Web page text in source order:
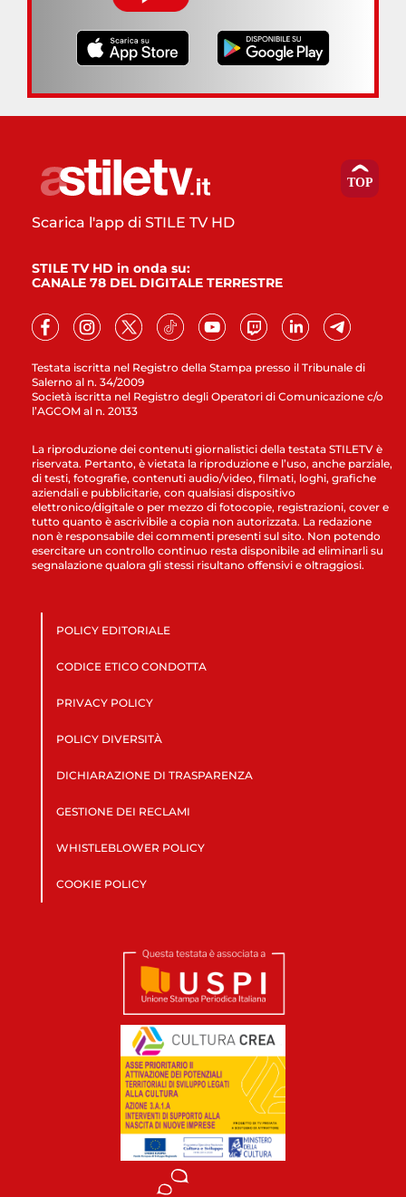
Testata iscritta nel Registro della Stampa presso il Tribunale di
Salerno al n. 34/2009
Società iscritta nel Registro degli Operatori di Comunicazione c/o
l’AGCOM al n. 20133
Scarica l'app di STILE TV HD
STILE TV HD in onda su:
CANALE 78 DEL DIGITALE TERRESTRE
La riproduzione dei contenuti giornalistici della testata STILETV è
riservata. Pertanto, è vietata la riproduzione e l’uso, anche parziale,
di testi, fotografie, contenuti audio/video, filmati, loghi, grafiche
aziendali e pubblicitarie, con qualsiasi dispositivo
elettronico/digitale o per mezzo di fotocopie, registrazioni, cover e
tutto quanto è ascrivibile a copia non autorizzata. La redazione
non è responsabile dei commenti presenti sul sito. Non potendo
esercitare un controllo continuo resta disponibile ad eliminarli su
segnalazione qualora gli stessi risultano offensivi e oltraggiosi.
POLICY EDITORIALE
CODICE ETICO CONDOTTA
PRIVACY POLICY
POLICY DIVERSITÀ
DICHIARAZIONE DI TRASPARENZA
GESTIONE DEI RECLAMI
WHISTLEBLOWER POLICY
COOKIE POLICY